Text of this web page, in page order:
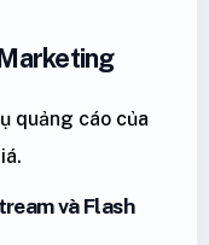
quảng cáo của
và Flash